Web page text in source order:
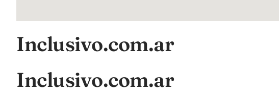
Inclusivo.com.ar
Inclusivo.com.ar